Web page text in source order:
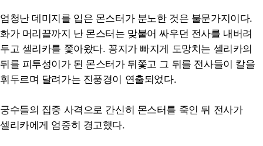
엄청난 데미지를 입은 몬스터가 분노한 것은 불문가지이다.
화가 머리끝까지 난 몬스터는 맞붙어 싸우던 전사를 내버려
두고 셀리카를 쫓아왔다. 꽁지가 빠지게 도망치는 셀리카의
뒤를 피투성이가 된 몬스터가 뒤쫓고 그 뒤를 전사들이 칼을
휘두르며 달려가는 진풍경이 연출되었다.
궁수들의 집중 사격으로 간신히 몬스터를 죽인 뒤 전사가
셀리카에게 엄중히 경고했다.